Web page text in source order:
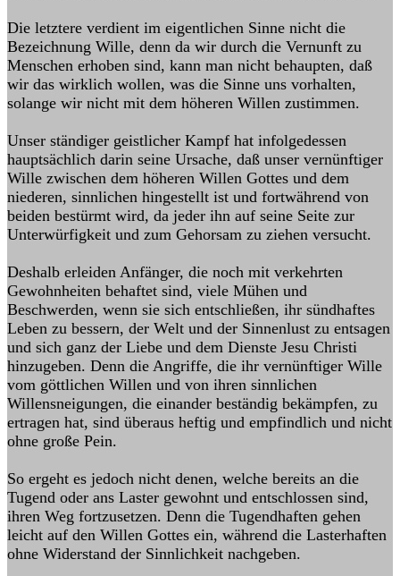
Die letztere verdient im eigentlichen Sinne nicht die
Bezeichnung Wille, denn da wir durch die Vernunft zu
Menschen erhoben sind, kann man nicht behaupten, daß
wir das wirklich wollen, was die Sinne uns vorhalten,
solange wir nicht mit dem höheren Willen zustimmen.
Unser ständiger geistlicher Kampf hat infolgedessen
hauptsächlich darin seine Ursache, daß unser vernünftiger
Wille zwischen dem höheren Willen Gottes und dem
niederen, sinnlichen hingestellt ist und fortwährend von
beiden bestürmt wird, da jeder ihn auf seine Seite zur
Unterwürfigkeit und zum Gehorsam zu ziehen versucht.
Deshalb erleiden Anfänger, die noch mit verkehrten
Gewohnheiten behaftet sind, viele Mühen und
Beschwerden, wenn sie sich entschließen, ihr sündhaftes
Leben zu bessern, der Welt und der Sinnenlust zu entsagen
und sich ganz der Liebe und dem Dienste Jesu Christi
hinzugeben. Denn die Angriffe, die ihr vernünftiger Wille
vom göttlichen Willen und von ihren sinnlichen
Willensneigungen, die einander beständig bekämpfen, zu
ertragen hat, sind überaus heftig und empfindlich und nicht
ohne große Pein.
So ergeht es jedoch nicht denen, welche bereits an die
Tugend oder ans Laster gewohnt und entschlossen sind,
ihren Weg fortzusetzen. Denn die Tugendhaften gehen
leicht auf den Willen Gottes ein, während die Lasterhaften
ohne Widerstand der Sinnlichkeit nachgeben.